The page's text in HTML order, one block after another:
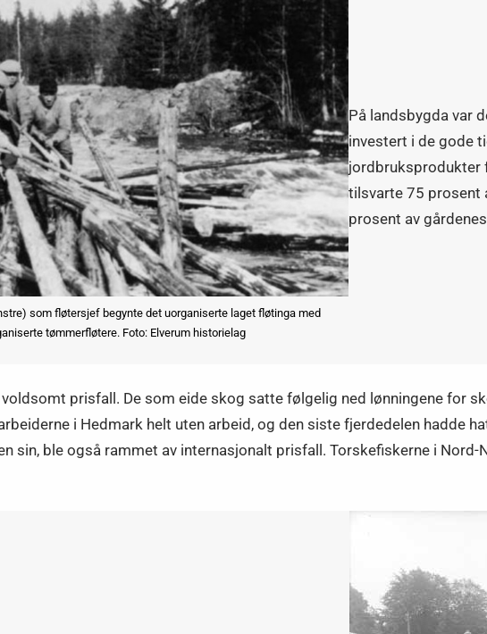
som fløtersjef begynte det uorganiserte laget fløtinga med
tømmerfløtere. Foto: Elverum historielag
På landsbygda var
investert i de gode
jordbruksprodukter
tilsvarte 75 prosent
prosent av
prisfall. De som eide skog satte følgelig ned lønningene for
i Hedmark helt uten arbeid, og den siste fjerdedelen hadde
sin, ble også rammet av internasjonalt prisfall. Torskefiskerne i